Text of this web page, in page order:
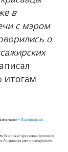
в
с мэром
о
итогам